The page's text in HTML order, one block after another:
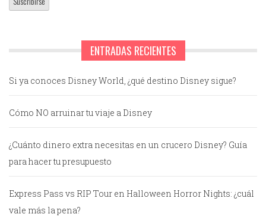
ENTRADAS RECIENTES
Si ya conoces Disney World, ¿qué destino Disney sigue?
Cómo NO arruinar tu viaje a Disney
¿Cuánto dinero extra necesitas en un crucero Disney? Guía
para hacer tu presupuesto
Express Pass vs RIP Tour en Halloween Horror Nights: ¿cuál
vale más la pena?